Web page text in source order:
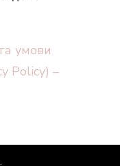
умови
Policy) –